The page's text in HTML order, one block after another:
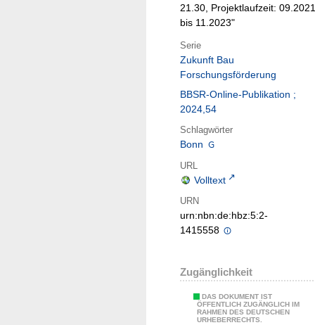
21.30, Projektlaufzeit: 09.2021
bis 11.2023"
Serie
Zukunft Bau
Forschungsförderung
BBSR-Online-Publikation ;
2024,54
Schlagwörter
Bonn
URL
Volltext
URN
urn:nbn:de:hbz:5:2-
1415558
Zugänglichkeit
DAS DOKUMENT IST
ÖFFENTLICH ZUGÄNGLICH IM
RAHMEN DES DEUTSCHEN
URHEBERRECHTS.